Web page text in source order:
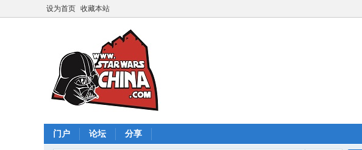
设为首页 收藏本站
门户 论坛 分享